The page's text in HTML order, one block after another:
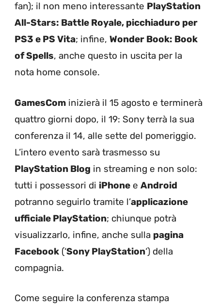
fan); il non meno interessante PlayStation
All-Stars: Battle Royale, picchiaduro per
PS3 e PS Vita; infine, Wonder Book: Book
of Spells, anche questo in uscita per la
nota home console.
GamesCom inizierà il 15 agosto e terminerà
quattro giorni dopo, il 19: Sony terrà la sua
conferenza il 14, alle sette del pomeriggio.
L’intero evento sarà trasmesso su
PlayStation Blog in streaming e non solo:
tutti i possessori di iPhone e Android
potranno seguirlo tramite l’applicazione
ufficiale PlayStation; chiunque potrà
visualizzarlo, infine, anche sulla pagina
Facebook (‘Sony PlayStation‘) della
compagnia.
Come seguire la conferenza stampa